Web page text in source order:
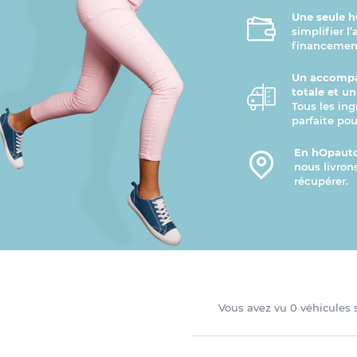
Une seule
simplifier
Un
totale et
Tous les
parfaite
En
nous
récupérer.
Vous avez vu 0véhicules